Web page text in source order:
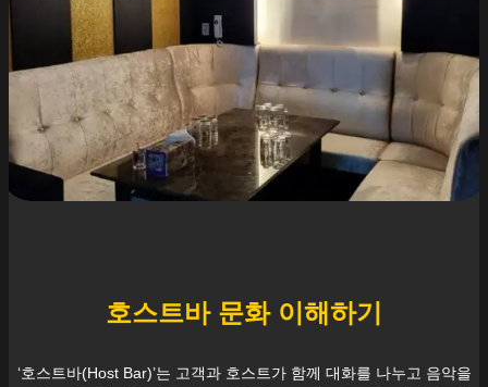
호스트바 문화 이해하기
‘호스트바(Host Bar)’는 고객과 호스트가 함께 대화를 나누고 음악을